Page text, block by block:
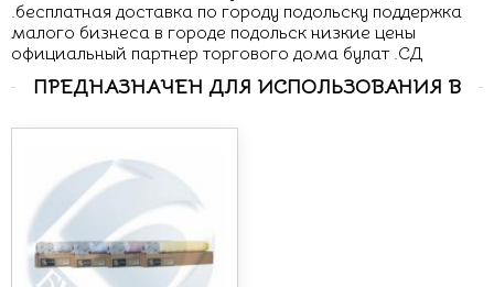
.бесплатная доставка по городу подольску поддержка
малого бизнеса в городе подольск низкие цены
официальный партнер торгового дома булат .СД
ПРЕДНАЗНАЧЕН ДЛЯ ИСПОЛЬЗОВАНИЯ В